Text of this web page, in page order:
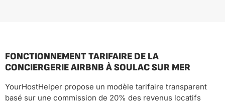
FONCTIONNEMENT TARIFAIRE DE LA
CONCIERGERIE AIRBNB À SOULAC SUR MER
YourHostHelper propose un modèle tarifaire transparent
basé sur une commission de 20% des revenus locatifs